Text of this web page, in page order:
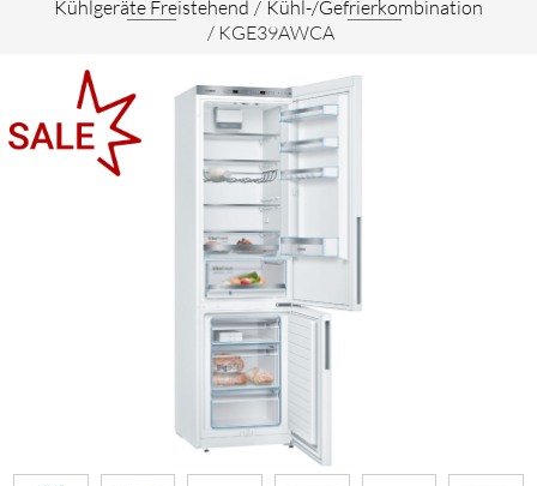
Kühlgeräte Freistehend / Kühl-/Gefrierkombination
/ KGE39AWCA